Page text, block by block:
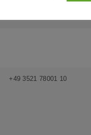
+49 3521 78001 10